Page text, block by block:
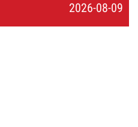
2026-08-09